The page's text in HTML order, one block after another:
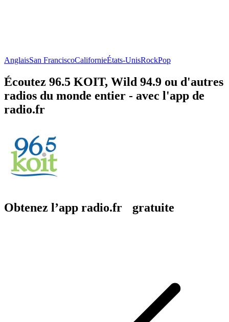
AnglaisSan FranciscoCalifornieÉtats-UnisRockPop
Écoutez 96.5 KOIT, Wild 94.9 ou d'autres
radios du monde entier - avec l'app de
radio.fr
Obtenez l’app radio.fr gratuite